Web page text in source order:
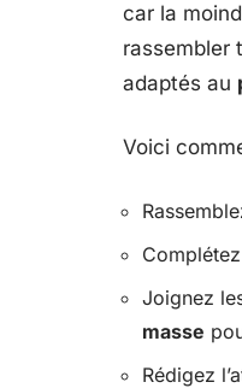
car la
rassembler
adaptés au
Voici
Joignez
masse
Rédigez